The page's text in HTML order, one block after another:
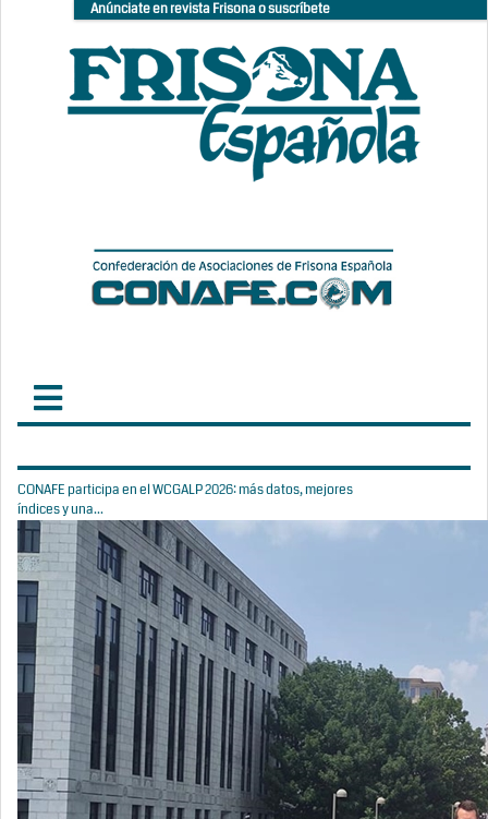
Anúnciate en revista Frisona o suscríbete
CONAFE participa en el WCGALP 2026: más datos, mejores
índices y una...